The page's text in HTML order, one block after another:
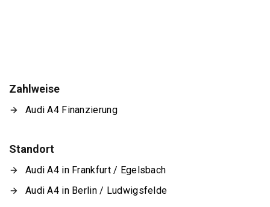
Zahlweise
Audi A4 Finanzierung
Standort
Audi A4 in Frankfurt / Egelsbach
Audi A4 in Berlin / Ludwigsfelde